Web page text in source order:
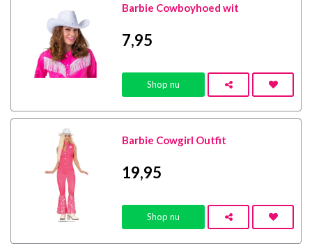
Barbie Cowboyhoed wit
7,95
Shop nu
Barbie Cowgirl Outfit
19,95
Shop nu